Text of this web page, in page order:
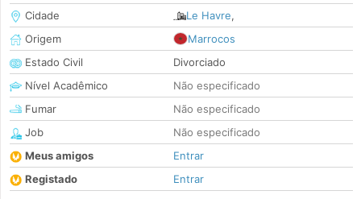
Cidade
Le Havre,
Origem
Marrocos
Estado Civil
Divorciado
Nível Acadêmico
Não especificado
Fumar
Não especificado
Job
Não especificado
Meus amigos
Entrar
Registado
Entrar